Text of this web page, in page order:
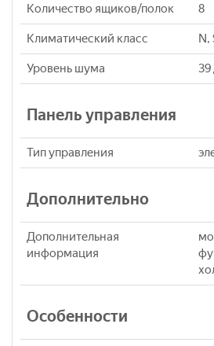
Количество ящиков/полок 8
Климатический класс N,
Уровень шума 39
Панель управления
Тип управления
Дополнительно
Дополнительная
информация
Особенности